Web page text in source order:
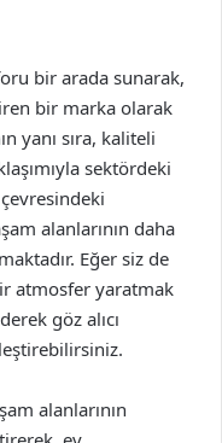
bir arada sunarak,
bir marka olarak
yanı sıra, kaliteli
sektördeki
alanlarının daha
Eğer siz de
atmosfer yaratmak
göz alıcı
alanlarının